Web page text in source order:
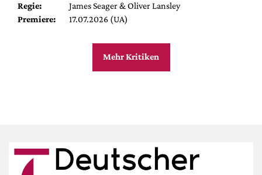
Regie:
James Seager & Oliver Lansley
Premiere:
17.07.2026 (UA)
Mehr Kritiken